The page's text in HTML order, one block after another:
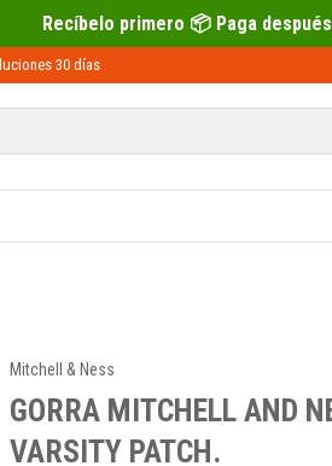
después con Sequra 💶
30 días
Mitchell & Ness
GORRA MITCHELL AND
VARSITY PATCH.